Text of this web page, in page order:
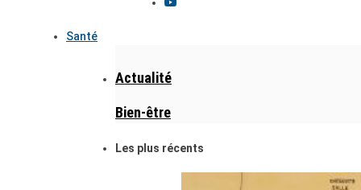
Santé
Actualité
Bien-être
Les plus récents